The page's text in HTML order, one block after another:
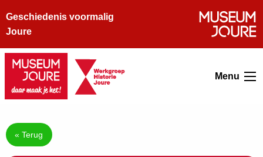
Geschiedenis voormalig
Joure
Menu
« Terug